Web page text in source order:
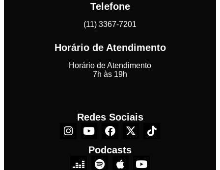
Telefone
(11) 3367-7201
Horário de Atendimento
Horário de Atendimento
7h às 19h
Redes Sociais
Podcasts